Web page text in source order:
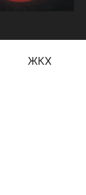
ЖКХ